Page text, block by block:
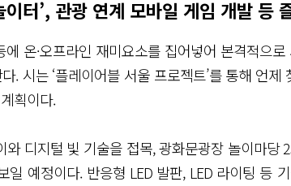
이터’, 관광 연계 모바일 게임 개발 등
온·오프라인 재미요소를 집어넣어 본격적으로
. 시는 ‘플레이어블 서울 프로젝트’를 통해 언제
획이다.
와 디지털 빛 기술을 접목, 광화문광장 놀이마당
일 예정이다. 반응형 LED 발판, LED 라이팅 등